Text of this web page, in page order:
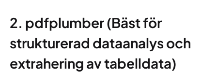
2. pdfplumber (Bäst för
strukturerad dataanalys och
extrahering av tabelldata)